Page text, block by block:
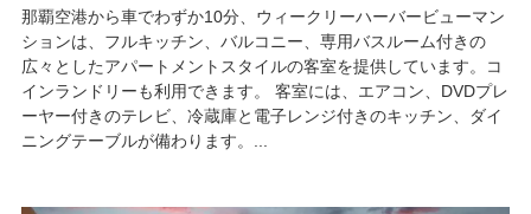
那覇空港から車でわずか10分、ウィークリーハーバービューマン
ションは、フルキッチン、バルコニー、専用バスルーム付きの
広々としたアパートメントスタイルの客室を提供しています。コ
インランドリーも利用できます。 客室には、エアコン、DVDプレ
ーヤー付きのテレビ、冷蔵庫と電子レンジ付きのキッチン、ダイ
ニングテーブルが備わります。...